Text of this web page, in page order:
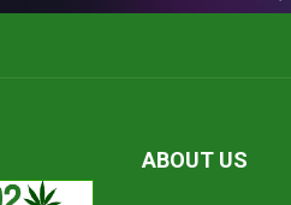
ABOUT US